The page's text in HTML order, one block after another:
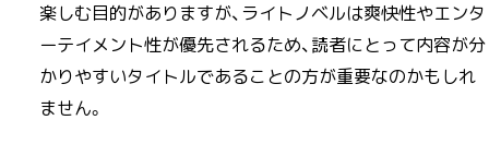
楽しむ目的がありますが、ライトノベルは爽快性やエンタ
ーテイメント性が優先されるため、読者にとって内容が分
かりやすいタイトルであることの方が重要なのかもしれ
ません。